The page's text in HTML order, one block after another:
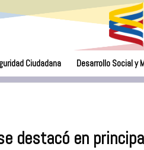
Ciudadana Desarrollo Social y
destacó en